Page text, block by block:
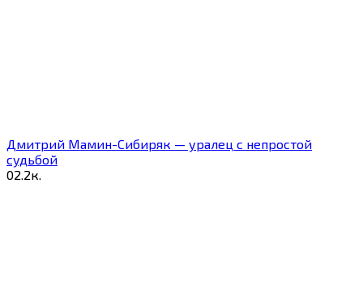
Дмитрий Мамин-Сибиряк — уралец с непростой
судьбой
02.2к.